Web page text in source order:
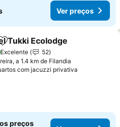
Ver preços
Adicionar aos favoritos
Tukki Ecolodge
Excelente
52
a 1.4 km de Filandia
com jacuzzi privativa
preços